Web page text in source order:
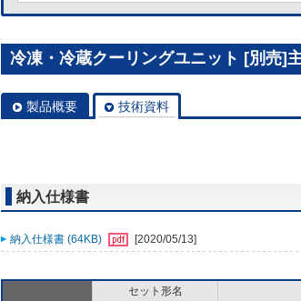
冷凍・冷蔵クーリングユニット [別売]
製品概要 技術資料
納入仕様書
納入仕様書 (64KB) [2020/05/13]
セット形名